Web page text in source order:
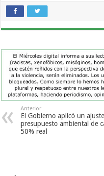
Anterior
El Gobierno aplicó un
presupuesto ambiental de
50% real